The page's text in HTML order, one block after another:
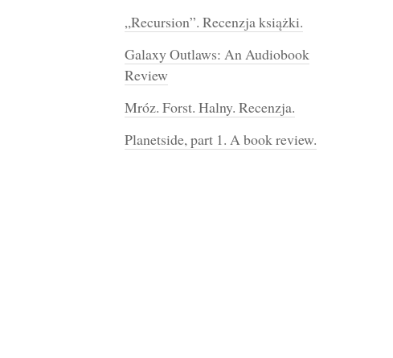
„Recursion”. Recenzja książki.
Galaxy Outlaws: An Audiobook
Review
Mróz. Forst. Halny. Recenzja.
Planetside, part 1. A book review.